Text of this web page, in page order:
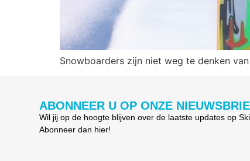
Snowboarders zijn niet weg te denken
ABONNEER U OP ONZE
Wil jij op de hoogte blijven over de laatste updates op
Abonneer dan hier!